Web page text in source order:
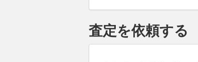
査定を依頼する